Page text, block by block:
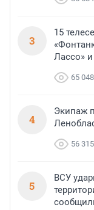
3
15
Лассо»
65 048
4
Экипаж
56 315
5
ВСУ